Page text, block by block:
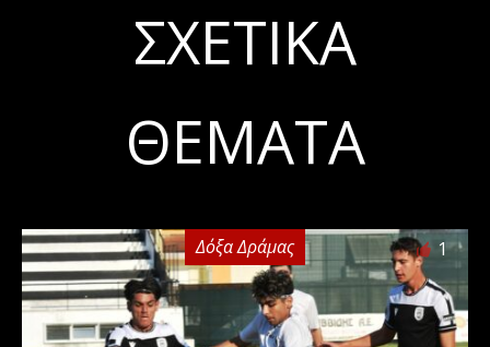
ΣΧΕΤΙΚΆ
ΘΈΜΑΤΑ
Δόξα Δράμας 1